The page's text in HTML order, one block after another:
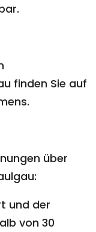
finden Sie auf
über
und der
von 30